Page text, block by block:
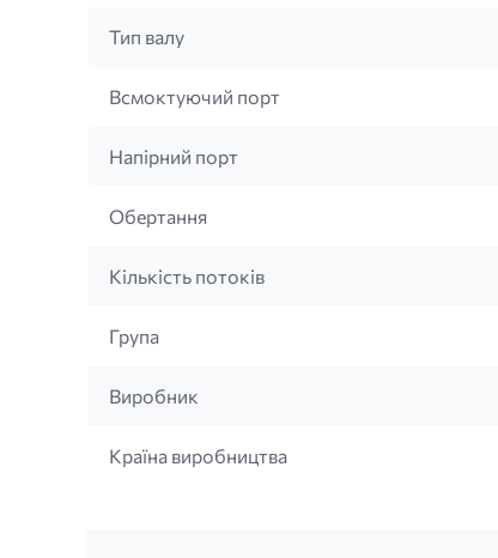
Тип валу
Всмоктуючий порт
Напірний порт
Обертання
Кількість потоків
Група
Виробник
Країна виробництва